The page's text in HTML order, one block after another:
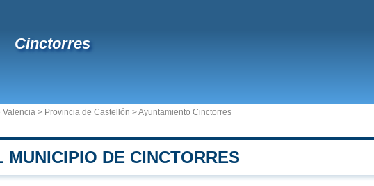
Cinctorres
Valencia > Provincia de Castellón >Ayuntamiento Cinctorres
MUNICIPIO DE CINCTORRES